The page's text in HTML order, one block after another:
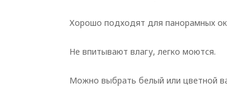
Хорошо подходят для панорамных
Не впитывают влагу, легко моются.
Можно выбрать белый или цветной